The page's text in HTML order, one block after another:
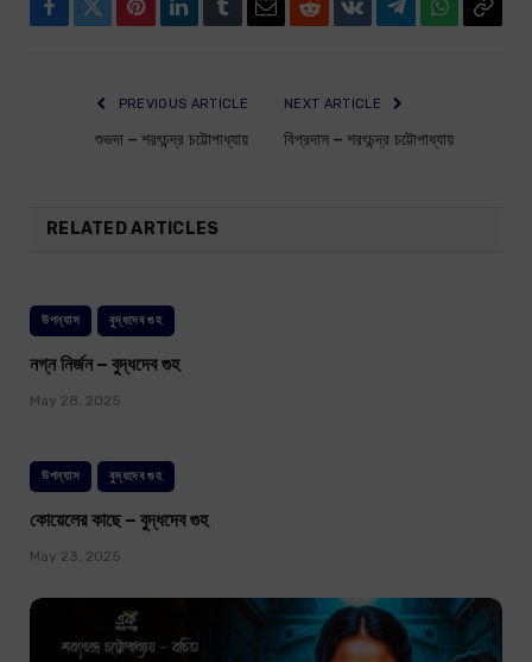
Facebook
TwitterPinterestLinkedIn
TumblrEmailRedditVKontakte
TelegramWhatsApp
Copy
PREVIOUS ARTICLE
শুভদা – শরৎচন্দ্র চট্টোপাধ্যায়
NEXT ARTICLE
বিপ্রদাস – শরৎচন্দ্র চট্টোপাধ্যায়
RELATED ARTICLES
উপন্যাস বুদ্ধদেব গুহ
নগ্ন নির্জন – বুদ্ধদেব গুহ
May 28, 2025
উপন্যাস বুদ্ধদেব গুহ
কোয়েলের কাছে – বুদ্ধদেব গুহ
May 23, 2025